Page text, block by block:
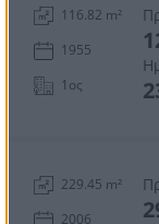
116.82 m²
1955
1ος
229.45 m²
2006